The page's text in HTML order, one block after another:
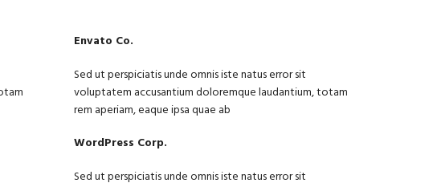
Envato Co.
Sed ut perspiciatis unde omnis iste natus error sit
voluptatem accusantium doloremque laudantium, totam
rem aperiam, eaque ipsa quae ab
WordPress Corp.
Sed ut perspiciatis unde omnis iste natus error sit